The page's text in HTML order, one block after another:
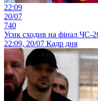
22:09
20/07
740
Усик сходив на фінал ЧС-
22:09, 20/07 Кадр дня